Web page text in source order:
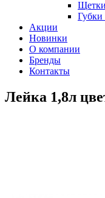
Губки
Акции
Новинки
О компании
Бренды
Контакты
Лейка 1,8л